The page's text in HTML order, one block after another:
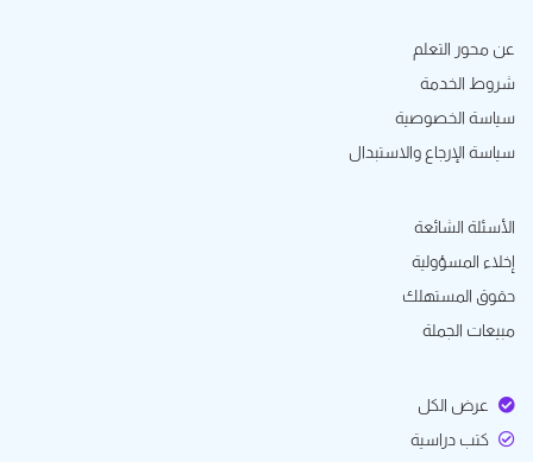
عن محور التعلم
شروط الخدمة
سياسة الخصوصية
سياسة الإرجاع والاستبدال
الأسئلة الشائعة
إخلاء المسؤولية
حقوق المستهلك
مبيعات الجملة
عرض الكل
كتب دراسية